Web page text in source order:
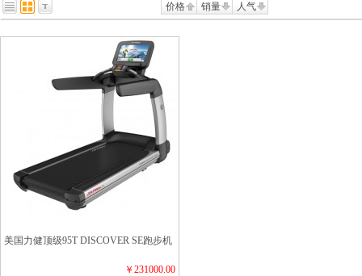
价格
销量 人气
美国力健顶级95T DISCOVER SE跑步机
￥231000.00